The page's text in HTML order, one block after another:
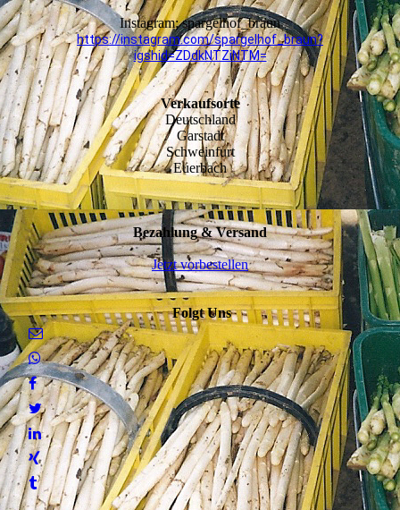
Instagram: spargelhof_braun
https://instagram.com/spargelhof_braun?
igshid=ZDdkNTZiNTM=
Verkaufsorte
Deutschland
Garstadt
Schweinfurt
Euerbach
Bezahlung & Versand
Jetzt vorbestellen
Folgt Uns